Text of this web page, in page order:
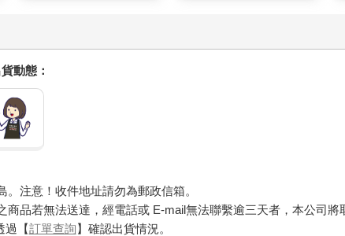
動態：
注意！收件地址請勿為郵政信箱。
品若無法送達，經電話或 E-mail無法聯繫逾三天者，本公司將
過【訂單查詢】確認出貨情況。